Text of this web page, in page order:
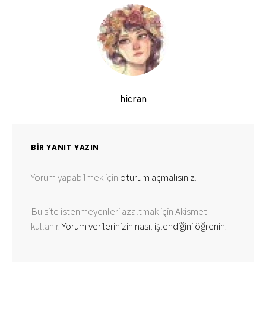
hicran
BIR YANIT YAZIN
Yorum yapabilmek için oturum açmalısınız.
Bu site istenmeyenleri azaltmak için Akismet
kullanır.Yorum verilerinizin nasıl işlendiğini öğrenin.